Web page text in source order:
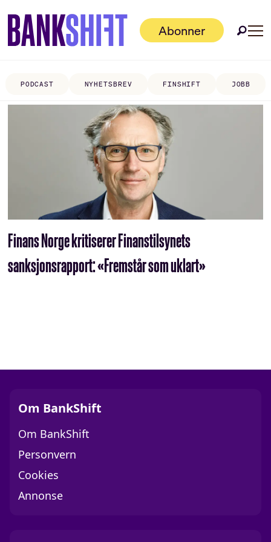
Abonner
PODCAST NYHETSBREV FINSHIFT JOBB
Tag:
tematilsyn
Finans Norge kritiserer Finans­tilsynets
sanksjonsrapport: «Fremstår som uklart»
Om BankShift
Om BankShift
Personvern
Cookies
Annonse